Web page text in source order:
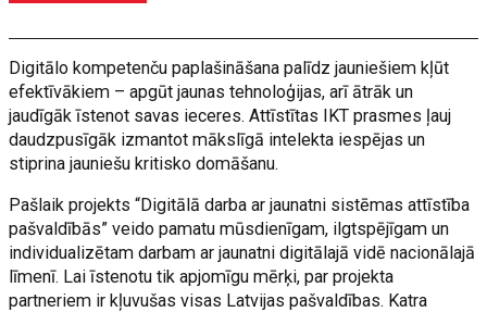
Digitālo kompetenču paplašināšana palīdz jauniešiem kļūt
efektīvākiem – apgūt jaunas tehnoloģijas, arī ātrāk un
jaudīgāk īstenot savas ieceres. Attīstītas IKT prasmes ļauj
daudzpusīgāk izmantot mākslīgā intelekta iespējas un
stiprina jauniešu kritisko domāšanu.
Pašlaik projekts “Digitālā darba ar jaunatni sistēmas attīstība
pašvaldībās” veido pamatu mūsdienīgam, ilgtspējīgam un
individualizētam darbam ar jaunatni digitālajā vidē nacionālajā
līmenī. Lai īstenotu tik apjomīgu mērķi, par projekta
partneriem ir kļuvušas visas Latvijas pašvaldības. Katra